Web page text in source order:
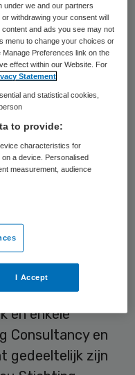
door
van het
de VVD. Dat
onderzoek van
dat
1 miljoen euro
van Jos de Blok
verschaft
waarin hij
een
en enkele
Consultancy en
gedeeltelijk zijn
under we and our partners
withdrawing your consent will
and ads you see may not
menu to change your choices or
Preferences link on the
effect within our Website. For
Statement
and statistical cookies,
to provide:
characteristics for
a device. Personalised
measurement, audience
I Accept